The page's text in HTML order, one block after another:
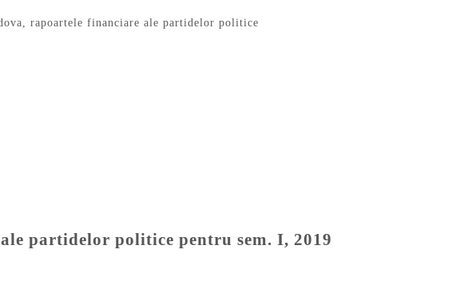
rapoartele financiare ale partidelor politice
partidelor politice pentru sem. I, 2019